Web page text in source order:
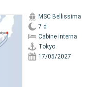
MSC Bellissima
7 d
Cabine interna
Tokyo
17/05/2027